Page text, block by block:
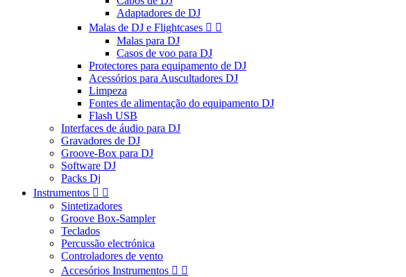
Adaptadores de DJ
Malas de DJ e Flightcases  
Malas para DJ
Casos de voo para DJ
Protectores para equipamento de DJ
Acessórios para Auscultadores DJ
Limpeza
Fontes de alimentação do equipamento DJ
Flash USB
Interfaces de áudio para DJ
Gravadores de DJ
Groove-Box para DJ
Software DJ
Packs Dj
Instrumentos  
Sintetizadores
Groove Box-Sampler
Teclados
Percussão electrónica
Controladores de vento
Accesórios Instrumentos  